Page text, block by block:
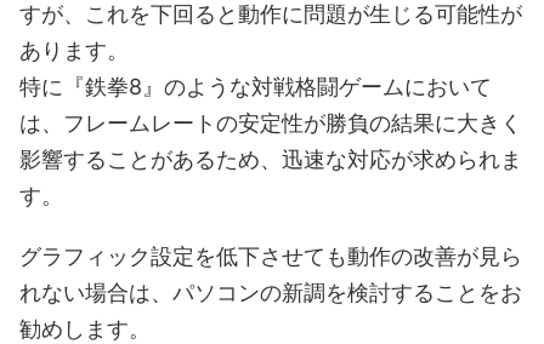
すが、これを下回ると動作に問題が生じる可能性が
あります。
特に『鉄拳8』のような対戦格闘ゲームにおいて
は、フレームレートの安定性が勝負の結果に大きく
影響することがあるため、迅速な対応が求められま
す。
グラフィック設定を低下させても動作の改善が見ら
れない場合は、パソコンの新調を検討することをお
勧めします。